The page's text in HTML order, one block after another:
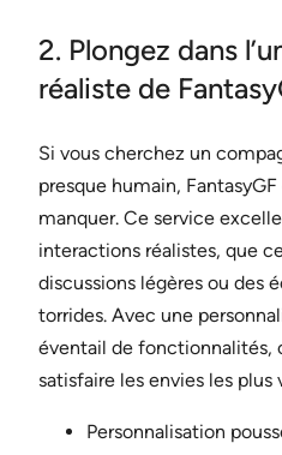
2. Plongez dans
réaliste de
Si vous cherchez un
presque humain,
manquer. Ce service excelle
interactions réalistes, que
discussions légères ou des
torrides. Avec une
éventail de
satisfaire les envies les plus
Personnalisation